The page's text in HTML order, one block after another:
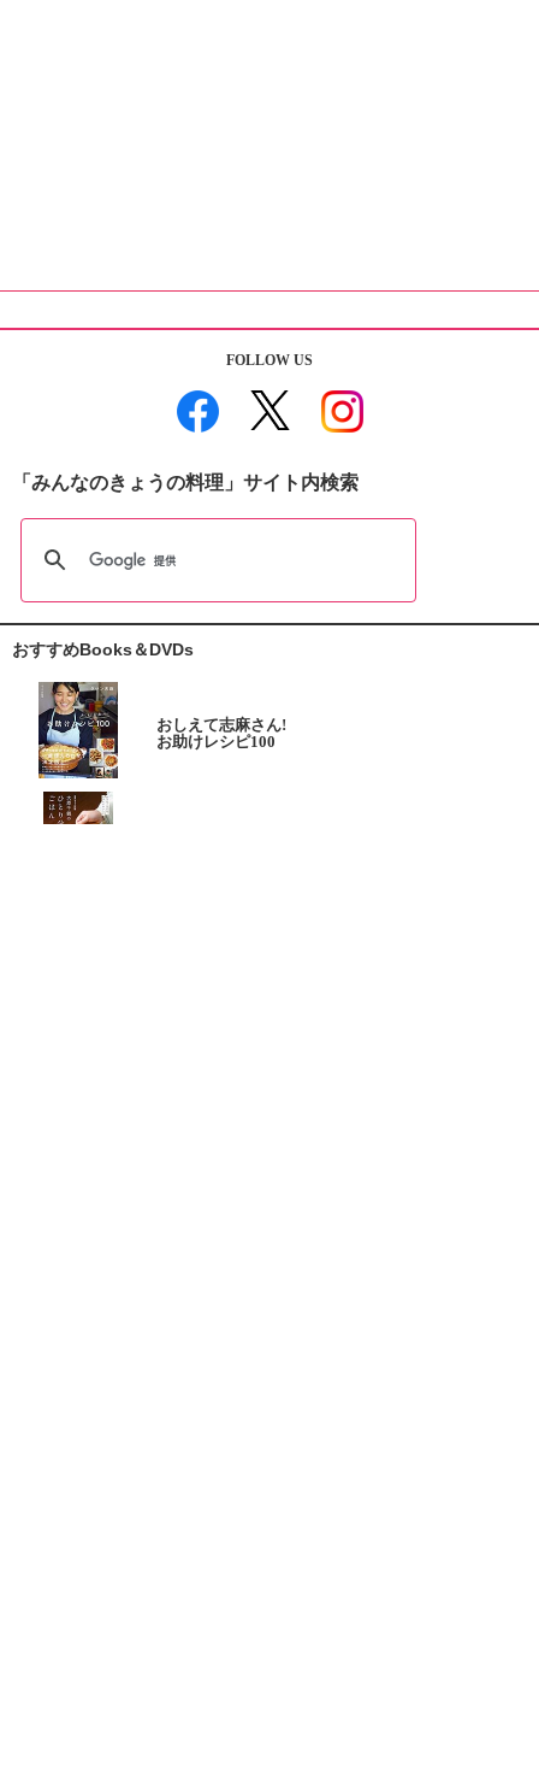
FOLLOW US
「みんなのきょうの料理」サイト内検索
おすすめBooks＆DVDs
おしえて志麻さん!
お助けレシピ100